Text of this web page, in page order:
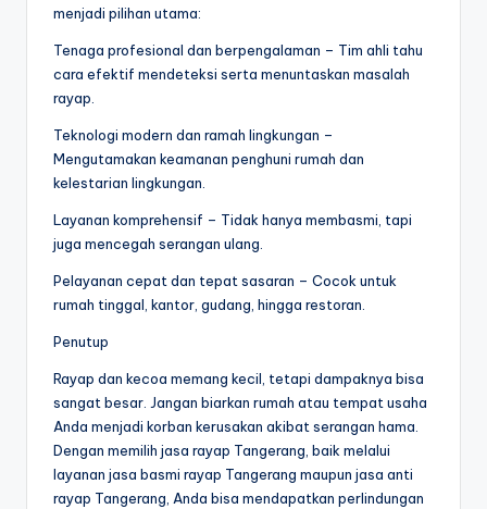
menjadi pilihan utama:
Tenaga profesional dan berpengalaman – Tim ahli tahu
cara efektif mendeteksi serta menuntaskan masalah
rayap.
Teknologi modern dan ramah lingkungan –
Mengutamakan keamanan penghuni rumah dan
kelestarian lingkungan.
Layanan komprehensif – Tidak hanya membasmi, tapi
juga mencegah serangan ulang.
Pelayanan cepat dan tepat sasaran – Cocok untuk
rumah tinggal, kantor, gudang, hingga restoran.
Penutup
Rayap dan kecoa memang kecil, tetapi dampaknya bisa
sangat besar. Jangan biarkan rumah atau tempat usaha
Anda menjadi korban kerusakan akibat serangan hama.
Dengan memilih jasa rayap Tangerang, baik melalui
layanan jasa basmi rayap Tangerang maupun jasa anti
rayap Tangerang, Anda bisa mendapatkan perlindungan